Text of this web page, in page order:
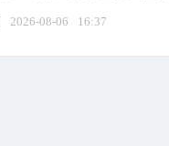
2026-08-06 16:37